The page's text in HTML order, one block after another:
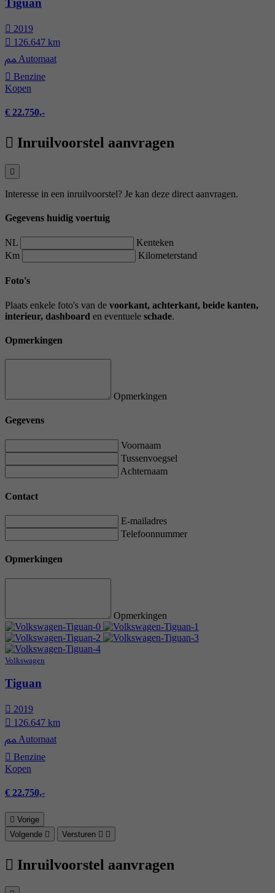
Tiguan
2019
126.647 km
Automaat
Benzine
Kopen
€ 22.750,-
Inruilvoorstel aanvragen
Interesse in een inruilvoorstel? Je kan deze direct aanvragen.
Gegevens huidig voertuig
NL
Kenteken
Km
Kilometerstand
Foto's
Plaats enkele foto's van de voorkant, achterkant, beide kanten,
interieur, dashboard en eventuele schade.
Opmerkingen
Opmerkingen
Gegevens
Voornaam
Tussenvoegsel
Achternaam
Contact
E-mailadres
Telefoonnummer
Opmerkingen
Opmerkingen
Volkswagen
Tiguan
2019
126.647 km
Automaat
Benzine
Kopen
€ 22.750,-
Vorige
Volgende
Versturen
Inruilvoorstel aanvragen